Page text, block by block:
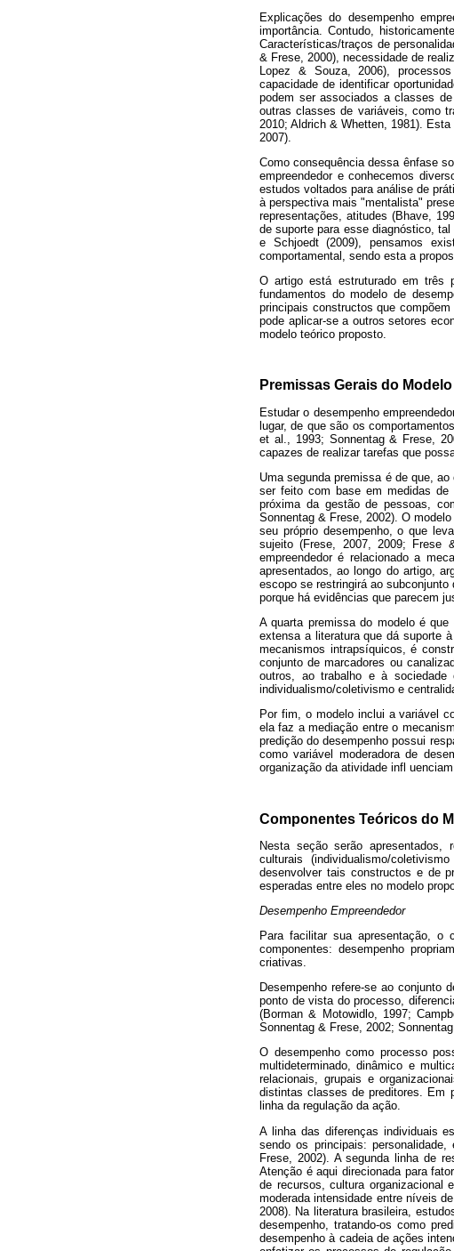
Explicações do desempenho
importância. Contudo,
Características/traços de
& Frese, 2000), necessidade de
Lopez & Souza, 2006),
capacidade de identificar
podem ser associados a classes
outras classes de variáveis, como
2010; Aldrich & Whetten, 1981).
2007).
Como consequência dessa ênfase
empreendedor e conhecemos
estudos voltados para análise de
à perspectiva mais "mentalista"
representações, atitudes (Bhave,
de suporte para esse diagnóstico,
e Schjoedt (2009), pensamos
comportamental, sendo esta a
O artigo está estruturado em três
fundamentos do modelo de
principais constructos que
pode aplicar-se a outros setores
modelo teórico proposto.
Premissas Gerais do Modelo
Estudar o desempenho
lugar, de que são os
et al., 1993; Sonnentag & Frese,
capazes de realizar tarefas que
Uma segunda premissa é de que,
ser feito com base em medidas de
próxima da gestão de pessoas,
Sonnentag & Frese, 2002). O
seu próprio desempenho, o que
sujeito (Frese, 2007, 2009; Frese
empreendedor é relacionado a
apresentados, ao longo do artigo,
escopo se restringirá ao
porque há evidências que parecem
A quarta premissa do modelo é
extensa a literatura que dá suporte
mecanismos intrapsíquicos, é
conjunto de marcadores ou
outros, ao trabalho e à
individualismo/coletivismo e
Por fim, o modelo inclui a variável
ela faz a mediação entre o
predição do desempenho possui
como variável moderadora de
organização da atividade infl
Componentes Teóricos do
Nesta seção serão apresentados,
culturais (individualismo/
desenvolver tais constructos e de
esperadas entre eles no modelo
Desempenho Empreendedor
Para facilitar sua apresentação, o
componentes: desempenho
criativas.
Desempenho refere-se ao conjunto
ponto de vista do processo,
(Borman & Motowidlo, 1997;
Sonnentag & Frese, 2002;
O desempenho como processo
multideterminado, dinâmico e
relacionais, grupais e
distintas classes de preditores. Em
linha da regulação da ação.
A linha das diferenças individuais
sendo os principais:
Frese, 2002). A segunda linha de
Atenção é aqui direcionada para
de recursos, cultura organizacional
moderada intensidade entre níveis
2008). Na literatura brasileira,
desempenho, tratando-os como
desempenho à cadeia de ações